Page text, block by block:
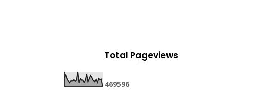
Total Pageviews
469596